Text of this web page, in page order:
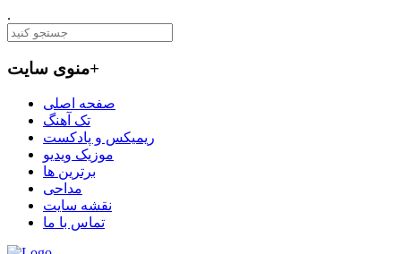
.
منوی سایت+
صفحه اصلی
تک آهنگ
ریمیکس و پادکست
موزیک ویدیو
برترین ها
مداحی
نقشه سایت
تماس با ما